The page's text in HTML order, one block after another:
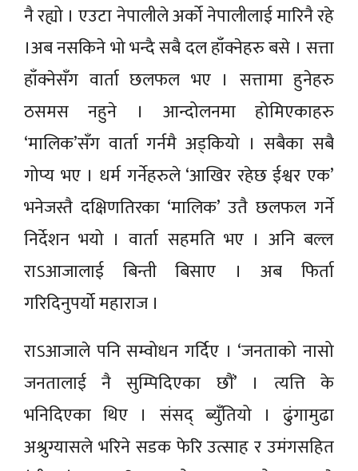
नै रह्यो । एउटा नेपालीले अर्को नेपालीलाई मारिनै रहे
।अब नसकिने भो भन्दै सबै दल हाँक्नेहरु बसे । सत्ता
हाँक्नेसँग वार्ता छलफल भए । सत्तामा हुनेहरु
ठसमस नहुने । आन्दोलनमा होमिएकाहरु
‘मालिक’सँग वार्ता गर्नमै अड्कियो । सबैका सबै
गोप्य भए । धर्म गर्नेहरुले ‘आखिर रहेछ ईश्वर एक’
भनेजस्तै दक्षिणतिरका ‘मालिक’ उतै छलफल गर्ने
निर्देशन भयो । वार्ता सहमति भए । अनि बल्ल
राऽआजालाई बिन्ती बिसाए । अब फिर्ता
गरिदिनुपर्यो महाराज ।
राऽआजाले पनि सम्वोधन गर्दिए । ‘जनताको नासो
जनतालाई नै सुम्पिदिएका छौं’ । त्यत्ति के
भनिदिएका थिए । संसद् ब्युँतियो । ढुंगामुढा
अश्रुग्यासले भरिने सडक फेरि उत्साह र उमंगसहित